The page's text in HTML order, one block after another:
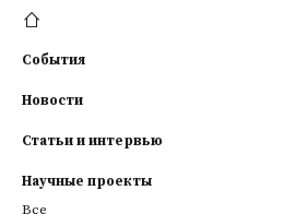
События
Новости
Статьи и интервью
Научные проекты
Все